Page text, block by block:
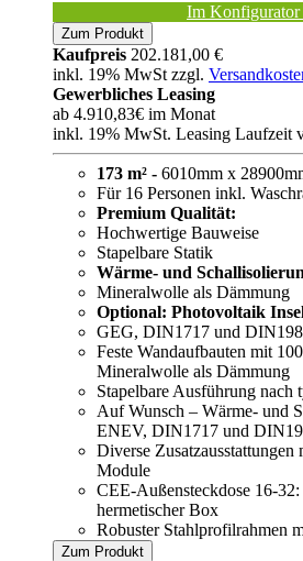
Im Konfigurator
Zum Produkt
Kaufpreis 202.181,00 €
inkl. 19% MwSt zzgl.
Gewerbliches Leasing
ab 4.910,83€ im Monat
inkl. 19% MwSt. Leasing Laufzeit
173 m² - 6010mm x
Für 16 Personen inkl.
Premium Qualität:
Hochwertige Bauweise
Stapelbare Statik
Wärme- und
Mineralwolle als Dämmung
Optional: Photovoltaik
GEG, DIN1717 und
Feste Wandaufbauten mit
Mineralwolle als Dämmung
Stapelbare Ausführung nach
Auf Wunsch – Wärme- und
ENEV, DIN1717 und
Diverse
Module
CEE-Außensteckdose 16-
hermetischer Box
Robuster Stahlprofilrahmen
Zum Produkt